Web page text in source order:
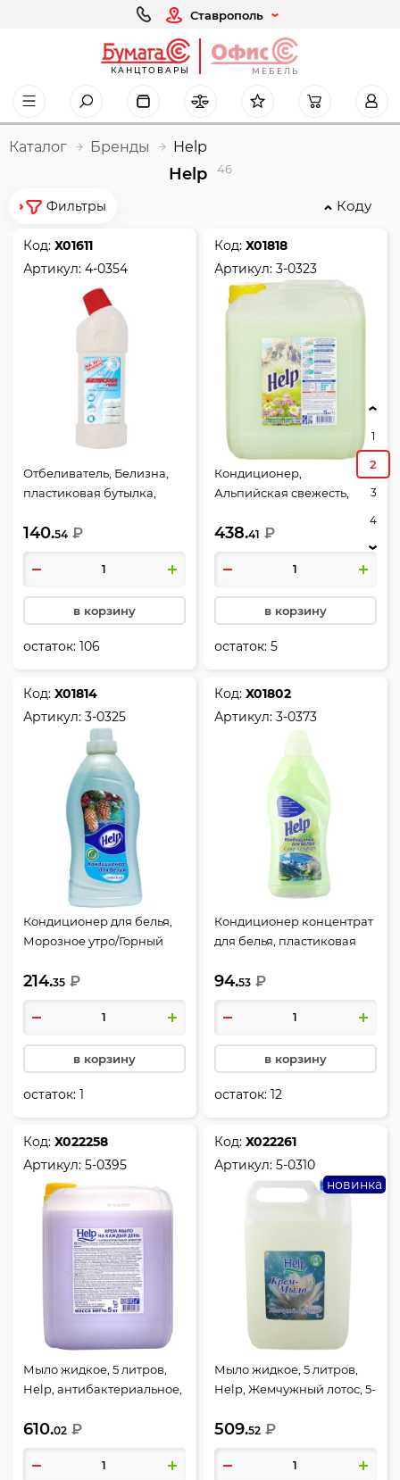
Ставрополь
КАНЦТОВАРЫ МЕБЕЛЬ
Каталог Бренды Help
Help 46
Фильтры Коду
Код:Х01611
Артикул:4-0354
Отбеливатель, Белизна,
пластиковая бутылка,
Help, 4-0354
140.54 ₽
в корзину
остаток:106
Код:Х01818
Артикул:3-0323
Кондиционер,
Альпийская свежесть,
всех типов белья, Help, 3-
0323
438.41 ₽
в корзину
остаток:5
Код:Х01814
Артикул:3-0325
Кондиционер для белья,
Морозное утро/Горный
бутылка, 2 литра, для всех
типов белья, Help, 3-0325
214.35 ₽
в корзину
остаток:1
Код:Х01802
Артикул:3-0373
Кондиционер концентрат
для белья, пластиковая
типов белья, Help, 3-0373
94.53 ₽
в корзину
остаток:12
Код:Х022258
Артикул:5-0395
Мыло жидкое, 5 литров,
Help, антибактериальное,
610.02 ₽
Код:Х022261
Артикул:5-0310
новинка
Мыло жидкое, 5 литров,
Help, Жемчужный лотос, 5-
509.52 ₽
1
2
3
4